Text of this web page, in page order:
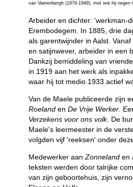
van Vaerenbergh (1879-1949), met wie hij
Arbeider en dichter: 'werkman-
Erembodegem. In 1885, drie
als garentwijnder in Aalst.
en satijnwever, arbeider in een
Dankzij bemiddeling van
in 1919 aan het werk als
waar hij tot medio 1933 actief
Van de Maele publiceerde zijn
Roeland en De Vrije Werker .
Verzekens voor ons volk. De
Maele's leermeester in de
volgden vijf 'reeksen' onder
Medewerker aan Zonneland en
teksten werden door talrijke
van zijn geboortehuis, zijn